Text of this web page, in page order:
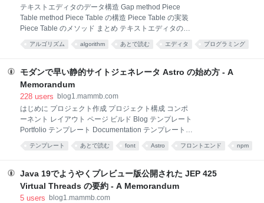
カルなイディオム)
テキストエディタのデータ構造 Gap method Piece
Table method Piece Table の構造 Piece Table の実装
Piece Table のメソッド まとめ テキストエディタのデ
ータ構造 テキストエディタで採用されているデータ構
造にはいろいろあります。 こちらの論文 Data
ついて比較検討されています。 多くは、Gap method
や Piece table method をベースにしたものが多いので
はないでしょうか(図で言う最下部の中心の丸印に当た
method Gap method では、現在のカーソル位置で、テ
キストバッファを2つに分割し Gap を間に挟み、カー
ソル位置に対する編集(テキスト追加/削除)を
アルゴリズム algorithm あとで読む エディタ プログラミング
モダンで早い静的サイトジェネレータ Astro の始め方 - A
Memorandum
228 users blog1.mammb.com
はじめに プロジェクト作成 プロジェクト構成 コンポ
ーネント レイアウト ページ ビルド Blog テンプレート
Portfolio テンプレート Documentation テンプレート
まとめ はじめに 先日1.0リリースとなった、静的サイ
トジェネレータのAstroの紹介です。 JSで作成したペ
し、必要な場合には React や Vue といった好きなフレ
ームワークを簡単に組み込むことができるのが特徴に
なります。 プロジェクト作成 Node は、v14.18.0 以
テンプレート あとで読む font Astro フロントエンド npm
Java 19でようやくプレビュー版公開された JEP 425
Virtual Threads の要約 - A Memorandum
5 users blog1.mammb.com